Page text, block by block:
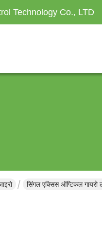
Technology Co., LTD
सिंगल एक्सिस ऑप्टिकल